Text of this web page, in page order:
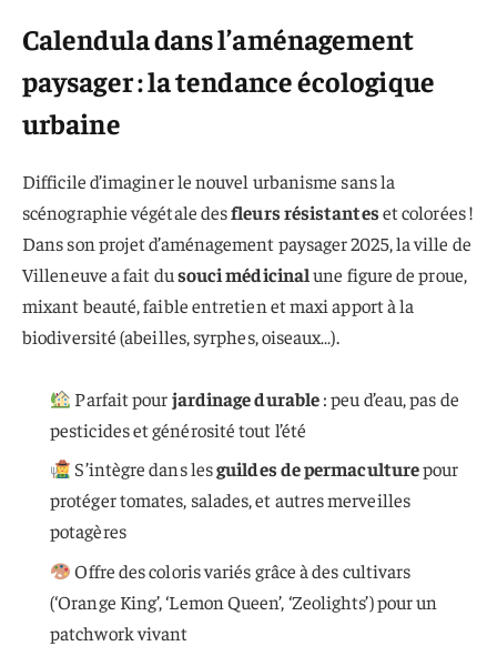
Calendula dans l’aménagement
paysager : la tendance écologique
urbaine
Difficile d’imaginer le nouvel urbanisme sans la
scénographie végétale desfleurs résistanteset colorées !
Dans son projet d’aménagement paysager 2025, la ville de
Villeneuve a fait dusouci médicinalune figure de proue,
mixant beauté, faible entretien et maxi apport à la
biodiversité (abeilles, syrphes, oiseaux…).
Parfait pourjardinage durable: peu d’eau, pas de
pesticides et générosité tout l’été
S’intègre dans lesguildes de permaculturepour
protéger tomates, salades, et autres merveilles
potagères
Offre des coloris variés grâce à des cultivars
(‘Orange King’, ‘Lemon Queen’, ‘Zeolights’) pour un
patchwork vivant